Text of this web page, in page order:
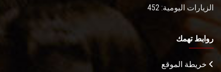
الزيارات اليومية: 452
روابط تهمك
خريطة الموقع